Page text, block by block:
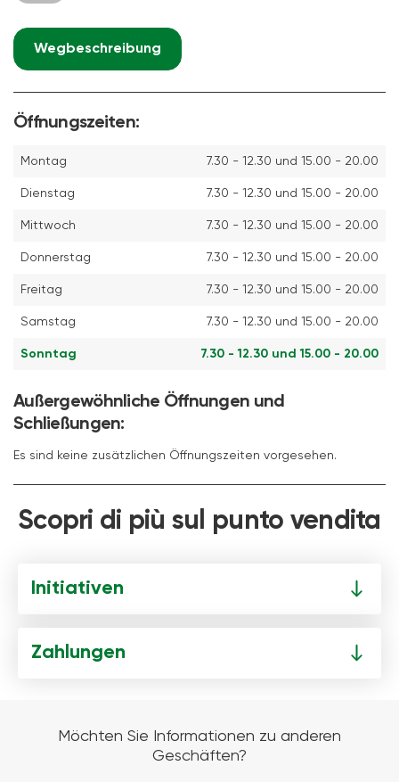
Wegbeschreibung
Öffnungszeiten:
Montag 7.30 - 12.30 und 15.00 - 20.00
Dienstag 7.30 - 12.30 und 15.00 - 20.00
Mittwoch 7.30 - 12.30 und 15.00 - 20.00
Donnerstag 7.30 - 12.30 und 15.00 - 20.00
Freitag 7.30 - 12.30 und 15.00 - 20.00
Samstag 7.30 - 12.30 und 15.00 - 20.00
Sonntag 7.30 - 12.30 und 15.00 - 20.00
Außergewöhnliche Öffnungen und
Schließungen:
Es sind keine zusätzlichen Öffnungszeiten vorgesehen.
Scopri di più sul punto vendita
Initiativen
Zahlungen
Möchten Sie Informationen zu anderen
Geschäften?